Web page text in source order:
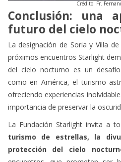
Conclusión: una
futuro del cielo
La designación de Soria y Villa
próximos encuentros Starlight
del cielo nocturno es un
como en América, el turismo
ofreciendo experiencias
importancia de preservar la
La Fundación Starlight invita a
turismo de estrellas, la
protección del cielo nocturno